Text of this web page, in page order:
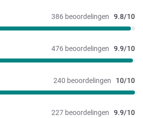
386 beoordelingen 9.8/10
476 beoordelingen 9.9/10
240 beoordelingen 10/10
227 beoordelingen 9.9/10